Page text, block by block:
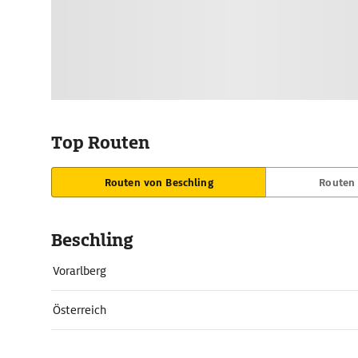
Top Routen
Routen von Beschling Routen
Beschling
Vorarlberg
Österreich